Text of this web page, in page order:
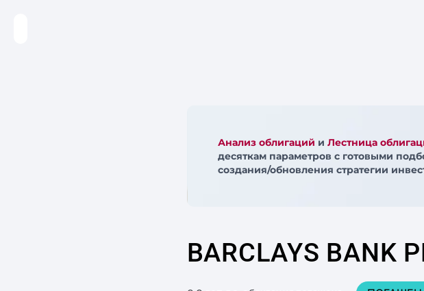
Анализ облигаций и Лестница
десяткам параметров с готовыми
создания/обновления стратегии
BARCLAYS BANK